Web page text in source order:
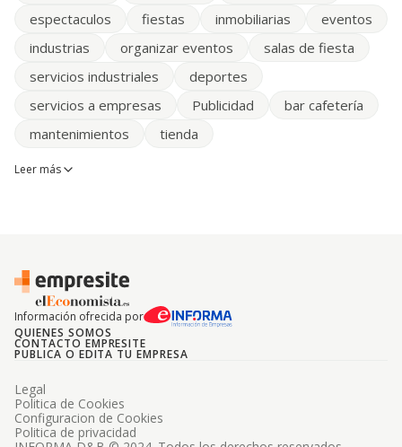
espectaculos
fiestas inmobiliarias
eventos
industrias
organizar eventos
salas de fiesta
servicios industriales
deportes
servicios a empresas
Publicidad
bar cafetería
mantenimientos
tienda
Leer más
Información ofrecida por
QUIENES SOMOS
CONTACTO EMPRESITE
PUBLICA O EDITA TU EMPRESA
Legal
Politica de Cookies
Configuracion de Cookies
Politica de privacidad